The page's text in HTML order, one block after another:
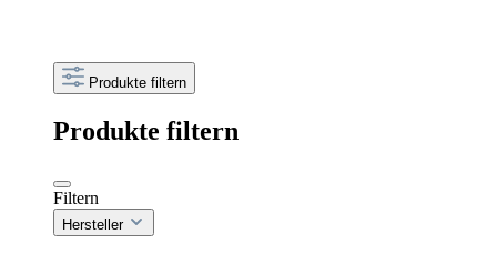
Produkte filtern
Produkte filtern
Filtern
Hersteller